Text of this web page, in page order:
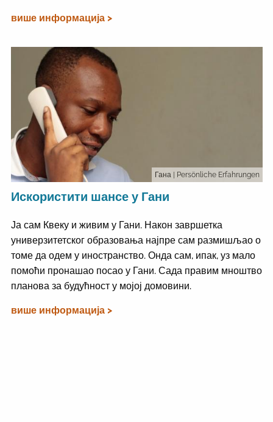
више информација >
Гана | Persönliche Erfahrungen
Искористити шансе у Гани
Ја сам Квеку и живим у Гани. Након завршетка
универзитетског образовања најпре сам размишљао о
томе да одем у иностранство. Онда сам, ипак, уз мало
помоћи пронашао посао у Гани. Сада правим мноштво
планова за будућност у мојој домовини.
више информација >